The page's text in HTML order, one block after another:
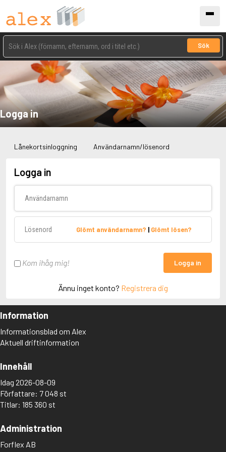
Sök
Logga in
Lånekortsinloggning Användarnamn/lösenord
Logga in
Glömt användarnamn? | Glömt lösen?
Kom ihåg mig! Logga in
Ännu inget konto? Registrera dig
Information
Informationsblad om Alex
Aktuell driftinformation
Innehåll
Idag 2026-08-09
Författare: 7 048 st
Titlar: 185 360 st
Administration
Forflex AB